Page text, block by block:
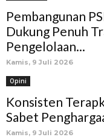
Pembangunan
Dukung Penuh
Pengelolaan...
Kamis, 9 Juli 2026
Opini
Konsisten
Sabet
Kamis, 9 Juli 2026